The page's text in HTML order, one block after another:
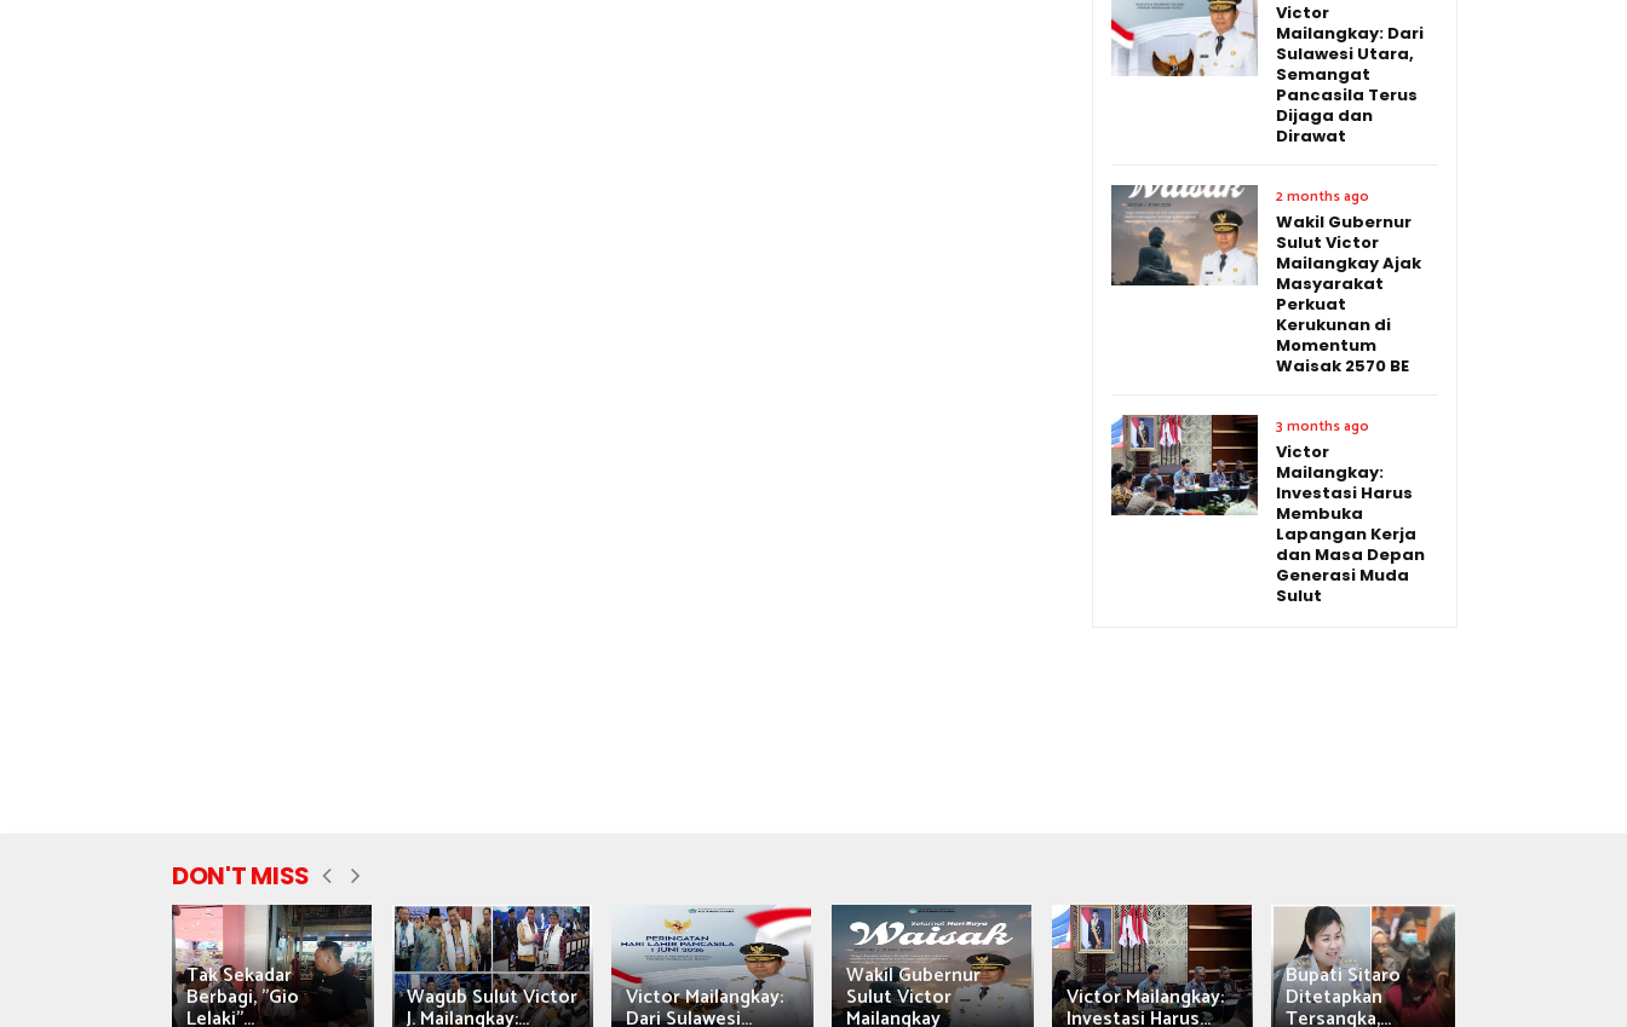
Victor
Mailangkay: Dari
Sulawesi Utara,
Semangat
Pancasila Terus
Dijaga dan
Dirawat
2 months ago
Wakil Gubernur
Sulut Victor
Mailangkay Ajak
Masyarakat
Perkuat
Kerukunan di
Momentum
Waisak 2570 BE
3 months ago
Victor
Mailangkay:
Investasi Harus
Membuka
Lapangan Kerja
dan Masa Depan
Generasi Muda
Sulut
DON'T MISS
Tak Sekadar
Berbagi, "Gio
Lelaki"...
Wagub Sulut Victor
J. Mailangkay:...
Victor Mailangkay:
Dari Sulawesi...
Wakil Gubernur
Sulut Victor
Mailangkay
Victor Mailangkay:
Investasi Harus...
Bupati Sitaro
Ditetapkan
Tersangka,...